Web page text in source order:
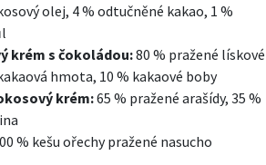
olej, 4 % odtučněné kakao, 1 %
krém s čokoládou:80 % pražené lískové
hmota, 10 % kakaové boby
krém:65 % pražené arašídy, 35 %
% kešu ořechy pražené nasucho